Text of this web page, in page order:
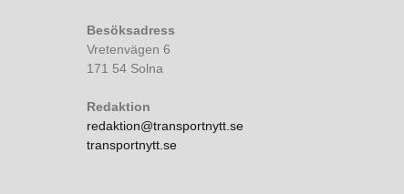
Besöksadress
Vretenvägen 6
171 54 Solna
Redaktion
redaktion@transportnytt.se
transportnytt.se